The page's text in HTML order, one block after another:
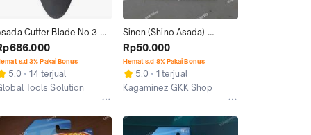
Cutter Blade No 3
70076
s.d 3% Pakai Bonus
5.0
14 terjual
Tools Solution
Sinon (Shino Asada)
Goddess Story TCG
NS5M05
Rp50.000
Hemat s.d 8% Pakai Bonus
5.0
1 terjual
Kagaminez GKK Shop